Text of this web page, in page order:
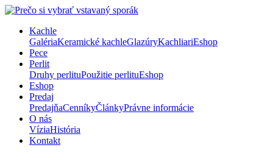
Kachle
GalériaKeramické kachleGlazúryKachliariEshop
Pece
Perlit
Druhy perlituPoužitie perlituEshop
Eshop
Predaj
PredajňaCenníkyČlánkyPrávne informácie
O nás
VíziaHistória
Kontakt